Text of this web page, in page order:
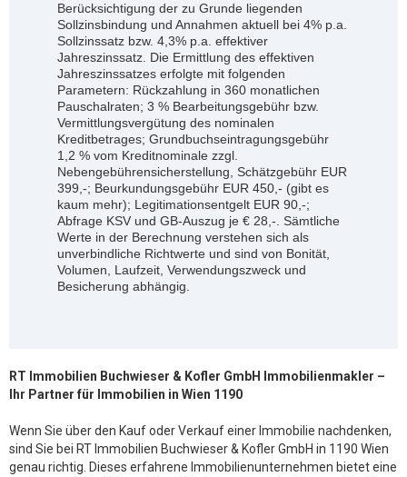
Berücksichtigung der zu Grunde liegenden
Sollzinsbindung und Annahmen aktuell bei 4% p.a.
Sollzinssatz bzw. 4,3% p.a. effektiver
Jahreszinssatz. Die Ermittlung des effektiven
Jahreszinssatzes erfolgte mit folgenden
Parametern: Rückzahlung in 360 monatlichen
Pauschalraten; 3 % Bearbeitungsgebühr bzw.
Vermittlungsvergütung des nominalen
Kreditbetrages; Grundbuchseintragungsgebühr
1,2 % vom Kreditnominale zzgl.
Nebengebührensicherstellung, Schätzgebühr EUR
399,-; Beurkundungsgebühr EUR 450,- (gibt es
kaum mehr); Legitimationsentgelt EUR 90,-;
Abfrage KSV und GB-Auszug je € 28,-. Sämtliche
Werte in der Berechnung verstehen sich als
unverbindliche Richtwerte und sind von Bonität,
Volumen, Laufzeit, Verwendungszweck und
Besicherung abhängig.
RT Immobilien Buchwieser & Kofler GmbH Immobilienmakler –
Ihr Partner für Immobilien in Wien 1190
Wenn Sie über den Kauf oder Verkauf einer Immobilie nachdenken,
sind Sie bei RT Immobilien Buchwieser & Kofler GmbH in 1190 Wien
genau richtig. Dieses erfahrene Immobilienunternehmen bietet eine